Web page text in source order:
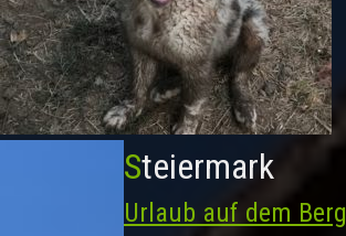
Steiermark
Urlaub auf dem